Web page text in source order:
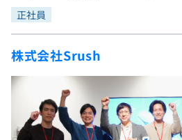
インターン
新卒エージェント
イベント・セミナー
インタビュー
問題集
4択課題
リファレンス
プログラミング言語
再チャレンジ結果一覧
ゲーム・マンガ
Tech Team Journal
paiza times
paizaとは？
正社員
株式会社Srush